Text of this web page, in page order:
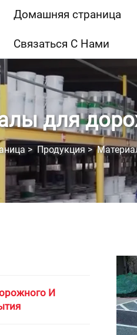
Домашняя страница
Связаться С Нами
для
>Продукция>
И